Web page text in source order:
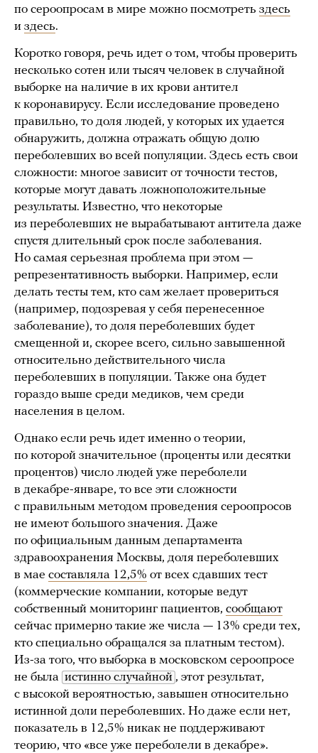
по сероопросам в мире можно посмотреть здесь
и здесь.
Коротко говоря, речь идет о том, чтобы проверить
несколько сотен или тысяч человек в случайной
выборке на наличие в их крови антител
к коронавирусу. Если исследование проведено
правильно, то доля людей, у которых их удается
обнаружить, должна отражать общую долю
переболевших во всей популяции. Здесь есть свои
сложности: многое зависит от точности тестов,
которые могут давать ложноположительные
результаты. Известно, что некоторые
из переболевших не вырабатывают антитела даже
спустя длительный срок после заболевания.
Но самая серьезная проблема при этом —
репрезентативность выборки. Например, если
делать тесты тем, кто сам желает провериться
(например, подозревая у себя перенесенное
заболевание), то доля переболевших будет
смещенной и, скорее всего, сильно завышенной
относительно действительного числа
переболевших в популяции. Также она будет
гораздо выше среди медиков, чем среди
населения в целом.
Однако если речь идет именно о теории,
по которой значительное (проценты или десятки
процентов) число людей уже переболели
в декабре-январе, то все эти сложности
с правильным методом проведения сероопросов
не имеют большого значения. Даже
по официальным данным департамента
здравоохранения Москвы, доля переболевших
в мае составляла 12,5% от всех сдавших тест
(коммерческие компании, которые ведут
собственный мониторинг пациентов, сообщают
сейчас примерно такие же числа — 13% среди тех,
кто специально обращался за платным тестом).
Из-за того, что выборка в московском сероопросе
не была истинно случайной , этот результат,
с высокой вероятностью, завышен относительно
истинной доли переболевших. Но даже если нет,
показатель в 12,5% никак не поддерживают
теорию, что «все уже переболели в декабре».